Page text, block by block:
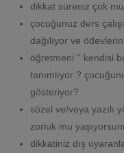
dikkat süreniz çok mu
çocuğunuz ders
dağılıyor ve
öğretmeni '' kendisi
tanımlıyor ?
gösteriyor?
sözel ve/veya yazılı
zorluk mu
dikkatiniz dış